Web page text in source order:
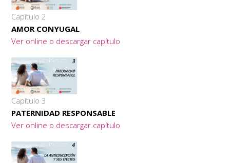
Capítulo 2
AMOR CONYUGAL
Ver online o descargar capítulo
Capítulo 3
PATERNIDAD RESPONSABLE
Ver online o descargar capítulo